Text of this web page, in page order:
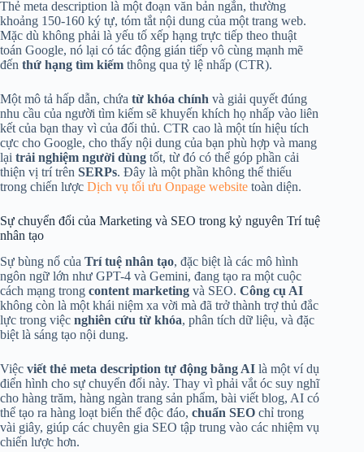
Thẻ meta description là một đoạn văn bản ngắn, thường
khoảng 150-160 ký tự, tóm tắt nội dung của một trang web.
Mặc dù không phải là yếu tố xếp hạng trực tiếp theo thuật
toán Google, nó lại có tác động gián tiếp vô cùng mạnh mẽ
đến thứ hạng tìm kiếm thông qua tỷ lệ nhấp (CTR).
Một mô tả hấp dẫn, chứa từ khóa chính và giải quyết đúng
nhu cầu của người tìm kiếm sẽ khuyến khích họ nhấp vào liên
kết của bạn thay vì của đối thủ. CTR cao là một tín hiệu tích
cực cho Google, cho thấy nội dung của bạn phù hợp và mang
lại trải nghiệm người dùng tốt, từ đó có thể góp phần cải
thiện vị trí trên SERPs. Đây là một phần không thể thiếu
trong chiến lược Dịch vụ tối ưu Onpage website toàn diện.
Sự chuyển đổi của Marketing và SEO trong kỷ nguyên Trí tuệ
nhân tạo
Sự bùng nổ của Trí tuệ nhân tạo, đặc biệt là các mô hình
ngôn ngữ lớn như GPT-4 và Gemini, đang tạo ra một cuộc
cách mạng trong content marketing và SEO. Công cụ AI
không còn là một khái niệm xa vời mà đã trở thành trợ thủ đắc
lực trong việc nghiên cứu từ khóa, phân tích dữ liệu, và đặc
biệt là sáng tạo nội dung.
Việc viết thẻ meta description tự động bằng AI là một ví dụ
điển hình cho sự chuyển đổi này. Thay vì phải vắt óc suy nghĩ
cho hàng trăm, hàng ngàn trang sản phẩm, bài viết blog, AI có
thể tạo ra hàng loạt biến thể độc đáo, chuẩn SEO chỉ trong
vài giây, giúp các chuyên gia SEO tập trung vào các nhiệm vụ
chiến lược hơn.